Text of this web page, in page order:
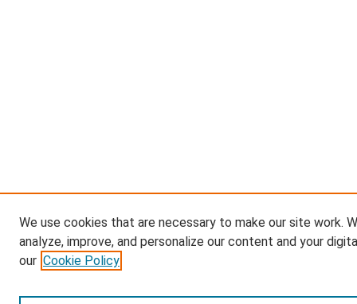
We use cookies that are necessary to make our site work.
analyze, improve, and personalize our content and your
our Cookie Policy